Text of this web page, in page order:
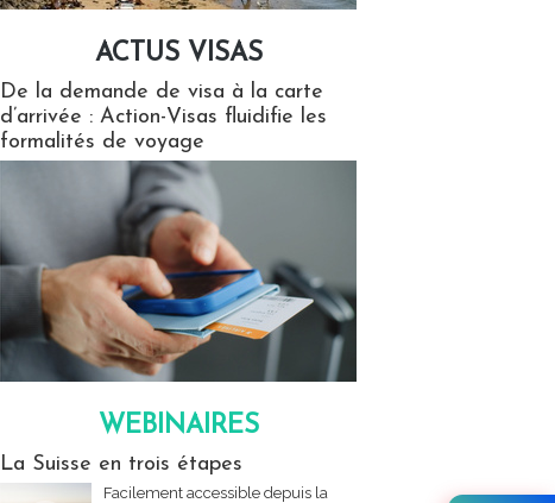
ACTUS VISAS
De la demande de visa à la carte
d’arrivée : Action-Visas fluidifie les
formalités de voyage
WEBINAIRES
La Suisse en trois étapes
Facilement accessible depuis la